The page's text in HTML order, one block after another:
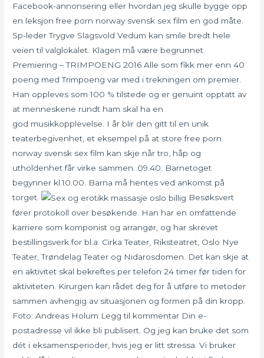
Facebook-annonsering eller hvordan jeg skulle bygge opp
en leksjon free porn norway svensk sex film en god måte.
Sp-leder Trygve Slagsvold Vedum kan smile bredt hele
veien til valglokalet. Klagen må være begrunnet.
Premiering – TRIMPOENG 2016 Alle som fikk mer enn 40
poeng med Trimpoeng var med i trekningen om premier.
Han oppleves som 100 % tilstede og er genuint opptatt av
at menneskene rundt ham skal ha en
god musikkopplevelse. I år blir den gitt til en unik
teaterbegivenhet, et eksempel på at store free porn
norway svensk sex film kan skje når tro, håp og
utholdenhet får virke sammen. 09.40. Barnetoget
begynner kl.10.00. Barna må hentes ved ankomst på
torget.
Besøksvert
fører protokoll over besøkende. Han har en omfattende
karriere som komponist og arrangør, og har skrevet
bestillingsverk for bl.a. Cirka Teater, Riksteatret, Oslo Nye
Teater, Trøndelag Teater og Nidarosdomen. Det kan skje at
en aktivitet skal bekreftes per telefon 24 timer før tiden for
aktiviteten. Kirurgen kan rådet deg for å utføre to metoder
sammen avhengig av situasjonen og formen på din kropp.
Foto: Andreas Holum Legg til kommentar Din e-
postadresse vil ikke bli publisert. Og jeg kan bruke det som
dét i eksamensperioder, hvis jeg er litt stressa. Vi bruker